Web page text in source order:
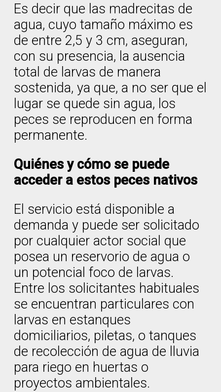
Es decir que las madrecitas de
agua, cuyo tamaño máximo es
de entre 2,5 y 3 cm, aseguran,
con su presencia, la ausencia
total de larvas de manera
sostenida, ya que, a no ser que el
lugar se quede sin agua, los
peces se reproducen en forma
permanente.
Quiénes y cómo se puede
acceder a estos peces nativos
El servicio está disponible a
demanda y puede ser solicitado
por cualquier actor social que
posea un reservorio de agua o
un potencial foco de larvas.
Entre los solicitantes habituales
se encuentran particulares con
larvas en estanques
domiciliarios, piletas, o tanques
de recolección de agua de lluvia
para riego en huertas o
proyectos ambientales.